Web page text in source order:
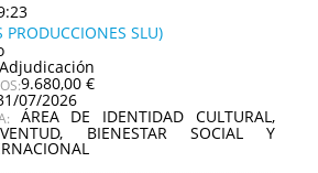
SLU)
9.680,00 €
07/2026
ÁREA DE IDENTIDAD CULTURAL,
BIENESTAR SOCIAL Y